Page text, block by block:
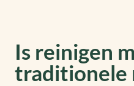
Is reinigen
traditionele